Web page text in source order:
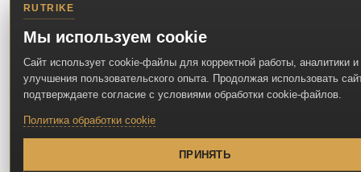
RUTRIKE
Мы используем cookie
Сайт использует cookie-файлы для корректной работы, аналитики и
улучшения пользовательского опыта. Продолжая использовать
подтверждаете согласие с условиями обработки cookie-файлов.
Политика обработки cookie
ПРИНЯТЬ